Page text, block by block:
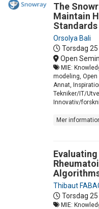
The
Maintain
Orsolya Bali
Torsdag
Open
MIE:
modeling, Open
Annat,
Tekniker/IT/
Innovativ/
Mer
Thibaut
Torsdag
MIE: